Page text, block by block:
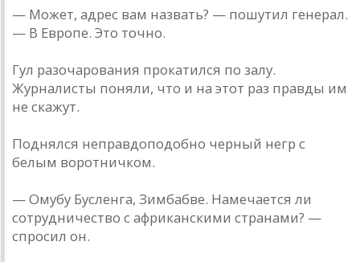
— Может, адрес вам назвать? — пошутил генерал.
— В Европе. Это точно.
Гул разочарования прокатился по залу.
Журналисты поняли, что и на этот раз правды им
не скажут.
Поднялся неправдоподобно черный негр с
белым воротничком.
— Омубу Бусленга, Зимбабве. Намечается ли
сотрудничество с африканскими странами? —
спросил он.